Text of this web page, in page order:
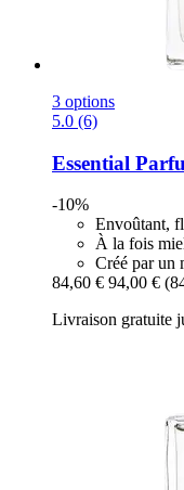
3 options
5.0 (6)
Essential
-10%
Envoûtant,
À la fois
Créé par un
84,60 € 94,00 €
Livraison gratuite